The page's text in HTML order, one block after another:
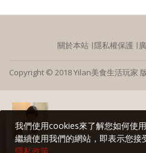
關於本站 ∣隱私權保護 ∣
Copyright © 2018 Yilan美食生活玩家
我們使用cookies來了解您如何使
繼續使用我們的網站，即表示您